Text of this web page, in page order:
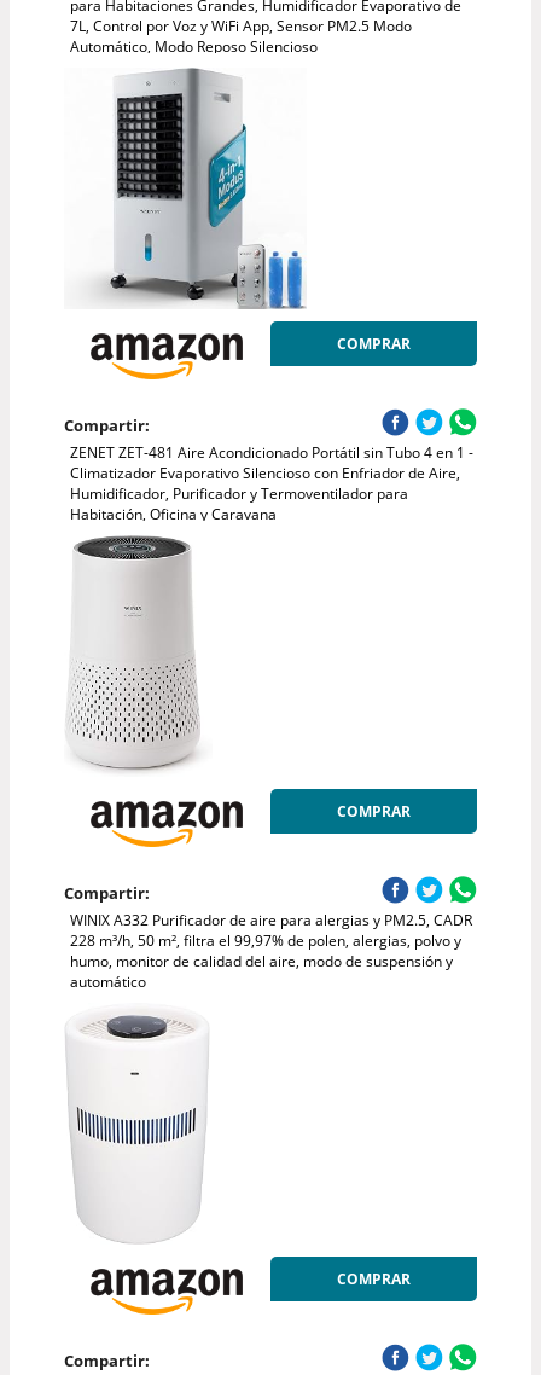
para Habitaciones Grandes, Humidificador Evaporativo de
7L, Control por Voz y WiFi App, Sensor PM2.5 Modo
Automático, Modo Reposo Silencioso
COMPRAR
Compartir:
ZENET ZET-481 Aire Acondicionado Portátil sin Tubo 4 en 1 -
Climatizador Evaporativo Silencioso con Enfriador de Aire,
Humidificador, Purificador y Termoventilador para
Habitación, Oficina y Caravana
COMPRAR
Compartir:
WINIX A332 Purificador de aire para alergias y PM2.5, CADR
228 m³/h, 50 m², filtra el 99,97% de polen, alergias, polvo y
humo, monitor de calidad del aire, modo de suspensión y
automático
COMPRAR
Compartir: